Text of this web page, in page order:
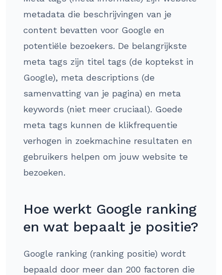
metadata die beschrijvingen van je
content bevatten voor Google en
potentiële bezoekers. De belangrijkste
meta tags zijn titel tags (de koptekst in
Google), meta descriptions (de
samenvatting van je pagina) en meta
keywords (niet meer cruciaal). Goede
meta tags kunnen de klikfrequentie
verhogen in zoekmachine resultaten en
gebruikers helpen om jouw website te
bezoeken.
Hoe werkt Google ranking
en wat bepaalt je positie?
Google ranking (ranking positie) wordt
bepaald door meer dan 200 factoren die